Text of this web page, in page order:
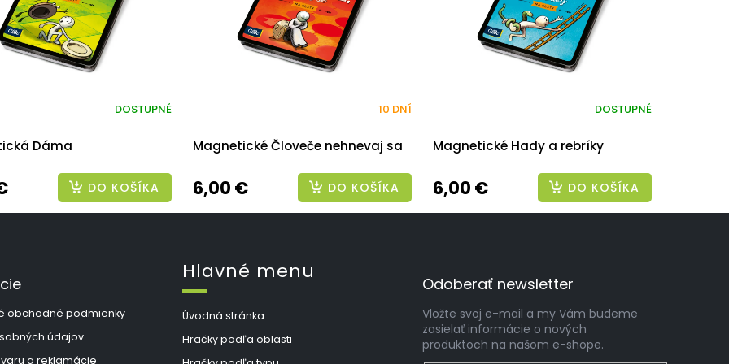
Dáma
DOSTUPNÉ
DO KOŠÍKA
Magnetické Človeče nehnevaj sa
10 DNÍ
6,00 € DO KOŠÍKA
Magnetické Hady a rebríky
DOSTUPNÉ
6,00 € DO KOŠÍKA
obchodné podmienky
údajov
a reklamácie
Hlavné menu
Úvodná stránka
Hračky podľa oblasti
Odoberať newsletter
Vložte svoj e-mail a my Vám budeme
zasielať informácie o nových
produktoch na našom e-shope.